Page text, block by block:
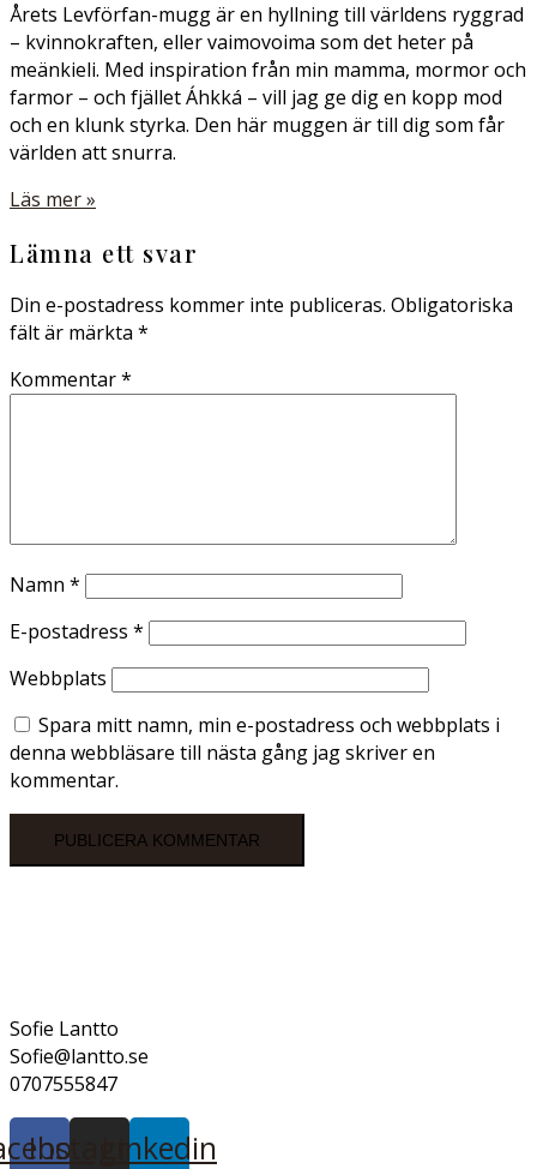
Årets Levförfan-mugg är en hyllning till världens ryggrad
– kvinnokraften, eller vaimovoima som det heter på
meänkieli. Med inspiration från min mamma, mormor och
farmor – och fjället Áhkká – vill jag ge dig en kopp mod
och en klunk styrka. Den här muggen är till dig som får
världen att snurra.
Läs mer »
Lämna ett svar
Din e-postadress kommer inte publiceras. Obligatoriska
fält är märkta *
Kommentar*
Namn *
E-postadress *
Webbplats
Spara mitt namn, min e-postadress och webbplats i
denna webbläsare till nästa gång jag skriver en
kommentar.
Sofie Lantto
Sofie@lantto.se
0707555847
InstagramLinkedin